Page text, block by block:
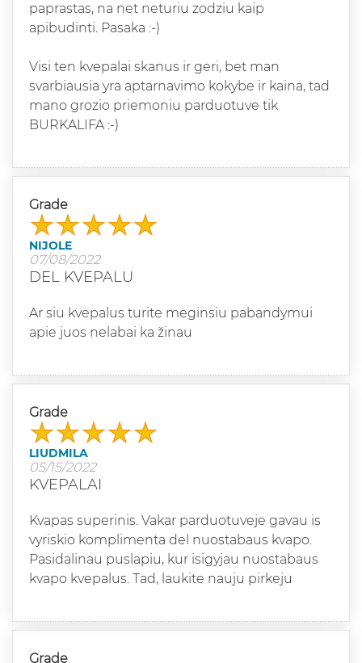
paprastas, na net neturiu zodziu kaip
apibudinti. Pasaka :-)
Visi ten kvepalai skanus ir geri, bet man
svarbiausia yra aptarnavimo kokybe ir kaina, tad
mano grozio priemoniu parduotuve tik
BURKALIFA :-)
Grade
NIJOLE
07/08/2022
DEL KVEPALU
Ar siu kvepalus turite mėginsiu pabandymui
apie juos nelabai ka žinau
Grade
LIUDMILA
05/15/2022
KVEPALAI
Kvapas superinis. Vakar parduotuveje gavau is
vyriskio komplimenta del nuostabaus kvapo.
Pasidalinau puslapiu, kur isigyjau nuostabaus
kvapo kvepalus. Tad, laukite nauju pirkeju
Grade